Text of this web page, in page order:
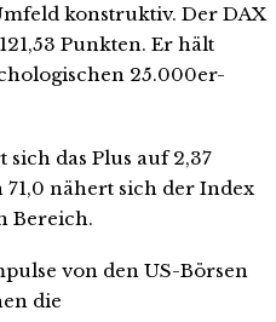
konstruktiv. Der DAX
Punkten. Er hält
25.000er-
das Plus auf 2,37
nähert sich der Index
Bereich.
von den US-Börsen
die